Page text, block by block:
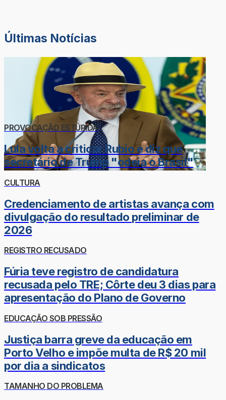
Últimas Notícias
PROVOCAÇÃO ESTÚPIDA
Lula volta a criticar Rubio e diz que
secretário de Trump "odeia o Brasil"
CULTURA
Credenciamento de artistas avança com
divulgação do resultado preliminar de
2026
REGISTRO RECUSADO
Fúria teve registro de candidatura
recusada pelo TRE; Côrte deu 3 dias para
apresentação do Plano de Governo
EDUCAÇÃO SOB PRESSÃO
Justiça barra greve da educação em
Porto Velho e impõe multa de R$ 20 mil
por dia a sindicatos
TAMANHO DO PROBLEMA